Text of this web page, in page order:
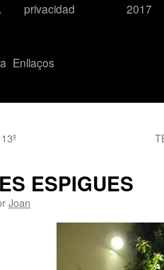
privacidad
2017
Enllaços
ESPIGUES
Joan